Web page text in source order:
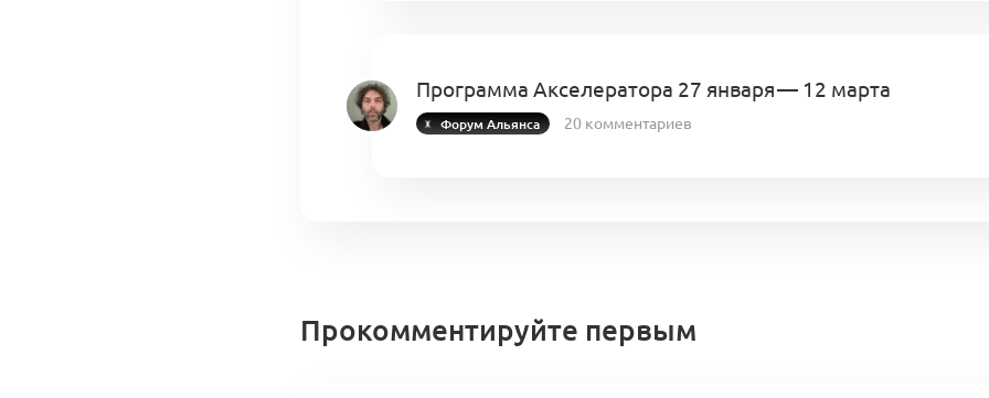
Программа Акселератора 27 января — 12 марта
Форум Альянса 20 комментариев
Прокомментируйте первым